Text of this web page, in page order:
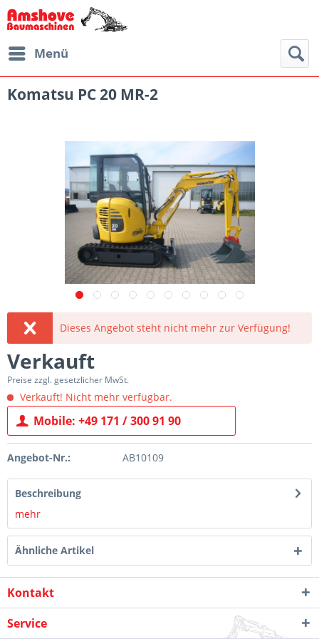
Menü
Komatsu PC 20 MR-2
Dieses Angebot steht nicht mehr zur Verfügung!
Verkauft
Preise zzgl. gesetzlicher MwSt.
Verkauft! Nicht mehr verfügbar.
Mobile: +49 171 / 300 91 90
Angebot-Nr.: AB10109
Beschreibung
mehr
Ähnliche Artikel
Kontakt
Service